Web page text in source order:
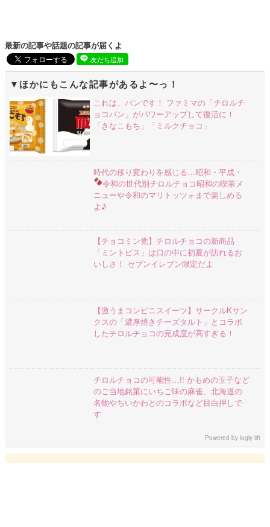
最新の記事や話題の記事が届くよ
友だち追加
ほかにもこんな記事があるよ〜っ！
これは、パンです！ ファミマの「チロルチ
ョコパン」がパワーアップして復活に！
「きなこもち」「ミルクチョコ」
時代の移り変わりを感じる…昭和・平成・
令和の世代別チロルチョコ昭和の喫茶メ
ニューや令和のマリトッツォまで楽しめる
よ♪
【チョコミン党】チロルチョコの新商品
「ミントビス」は口の中に初夏が訪れるお
いしさ！ セブンイレブン限定だよ
【激うまコンビニスイーツ】サークルKサン
クスの「濃厚焼きチーズタルト」とコラボ
したチロルチョコの完成度が高すぎる！
チロルチョコの可能性…!! かもめの玉子など
のご当地銘菓にいちご味の麻雀、北海道の
名物やちいかわとのコラボなど目白押しで
す
Powered bylogly lift